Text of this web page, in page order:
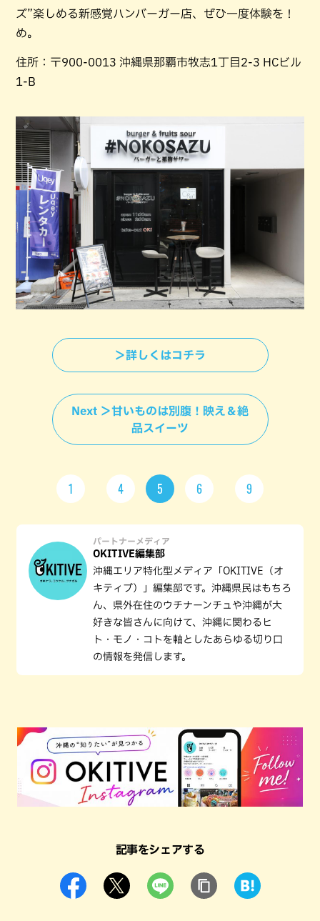
ズ”楽しめる新感覚ハンバーガー店、ぜひ一度体験を！
め。
住所：〒900-0013 沖縄県那覇市牧志1丁目2-3 HCビル
1-B
＞詳しくはコチラ
Next ＞甘いものは別腹！映え＆絶
品スイーツ
1 4 5 6 9
パートナーメディア
OKITIVE編集部
沖縄エリア特化型メディア「OKITIVE（オ
キティブ）」編集部です。沖縄県民はもちろ
ん、県外在住のウチナーンチュや沖縄が大
好きな皆さんに向けて、沖縄に関わるヒ
ト・モノ・コトを軸としたあらゆる切り口
の情報を発信します。
記事をシェアする